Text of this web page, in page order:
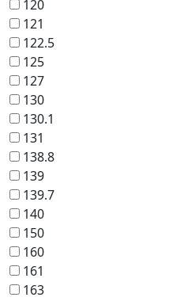
120
121
122.5
125
127
130
130.1
131
138.8
139
139.7
140
150
160
161
163